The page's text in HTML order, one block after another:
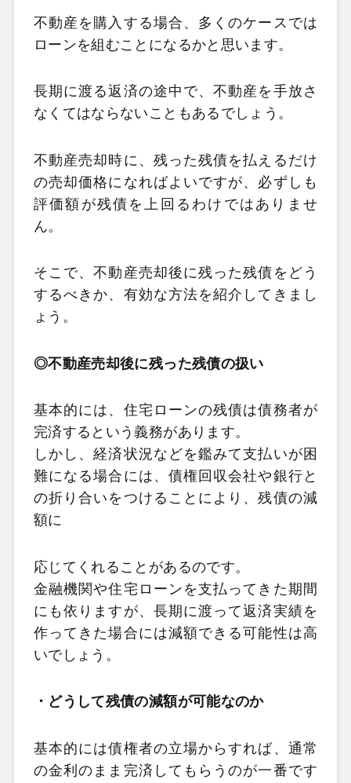
不動産を購入する場合、多くのケースでは
ローンを組むことになるかと思います。
長期に渡る返済の途中で、不動産を手放さ
なくてはならないこともあるでしょう。
不動産売却時に、残った残債を払えるだけ
の売却価格になればよいですが、必ずしも
評価額が残債を上回るわけではありませ
ん。
そこで、不動産売却後に残った残債をどう
するべきか、有効な方法を紹介してきまし
ょう。
◎不動産売却後に残った残債の扱い
基本的には、住宅ローンの残債は債務者が
完済するという義務があります。
しかし、経済状況などを鑑みて支払いが困
難になる場合には、債権回収会社や銀行と
の折り合いをつけることにより、残債の減
額に
応じてくれることがあるのです。
金融機関や住宅ローンを支払ってきた期間
にも依りますが、長期に渡って返済実績を
作ってきた場合には減額できる可能性は高
いでしょう。
・どうして残債の減額が可能なのか
基本的には債権者の立場からすれば、通常
の金利のまま完済してもらうのが一番です